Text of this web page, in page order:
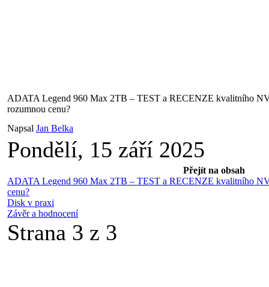
ADATA Legend 960 Max 2TB – TEST a RECENZE kvalitního
rozumnou cenu?
Napsal Jan Belka
Pondělí, 15 září 2025
Přejít na obsah
ADATA Legend 960 Max 2TB – TEST a RECENZE kvalitního
cenu?
Disk v praxi
Závěr a hodnocení
Strana 3 z 3